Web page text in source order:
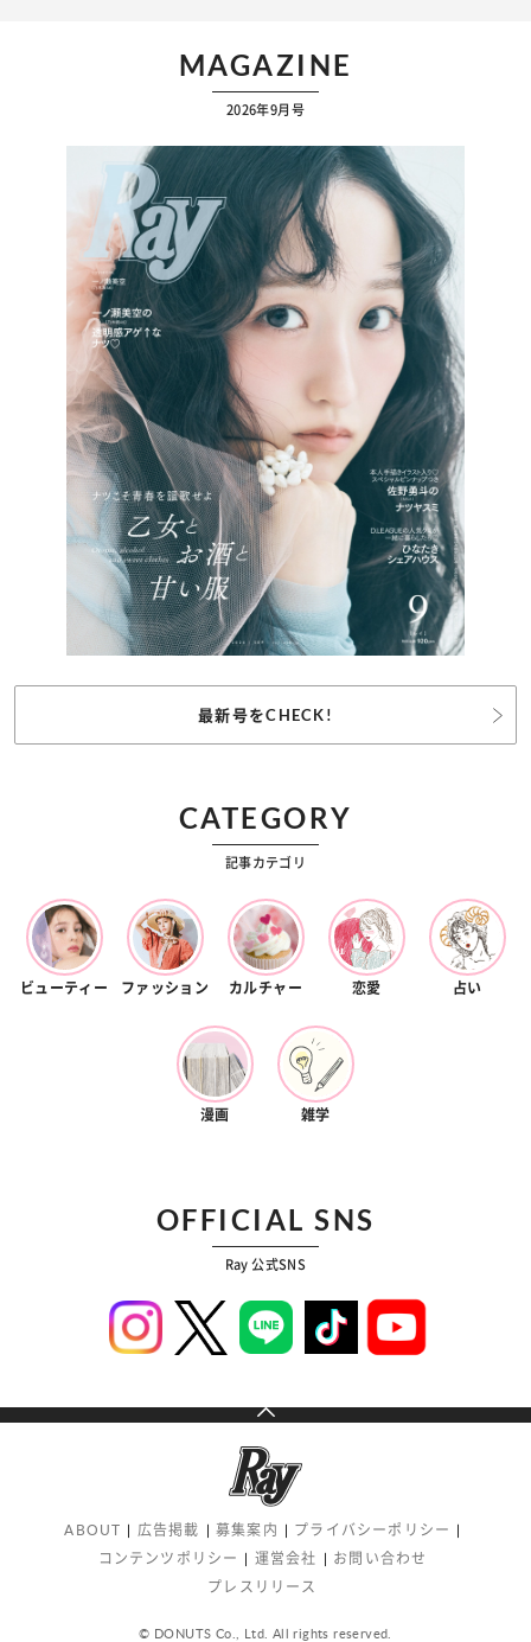
MAGAZINE
2026年9月号
最新号をCHECK!
CATEGORY
記事カテゴリ
ビューティー ファッション カルチャー 恋愛 占い
漫画 雑学
OFFICIAL SNS
Ray 公式SNS
ABOUT 広告掲載 募集案内
プライバシーポリシー
コンテンツポリシー
運営会社
お問い合わせ
プレスリリース
© DONUTS Co., Ltd. All rights reserved.